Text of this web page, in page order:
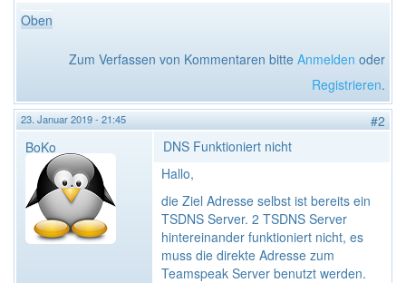
Oben
Zum Verfassen von Kommentaren bitte Anmelden oder
Registrieren.
23. Januar 2019 - 21:45
#2
BoKo
DNS Funktioniert nicht
Hallo,
die Ziel Adresse selbst ist bereits ein
TSDNS Server. 2 TSDNS Server
hintereinander funktioniert nicht, es
muss die direkte Adresse zum
Teamspeak Server benutzt werden.